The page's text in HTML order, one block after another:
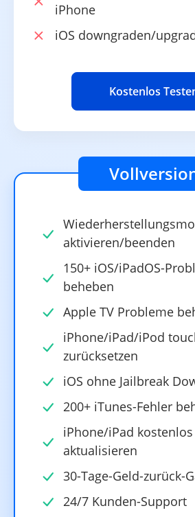
iPhone
iOS downgraden/
Kostenlos
aktivieren/beenden
150+ iOS/iPadOS-
beheben
Apple TV Probleme
iPhone/iPad/iPod
zurücksetzen
iOS ohne Jailbreak
200+ iTunes-Fehler
iPhone/iPad kostenlos
aktualisieren
30-Tage-Geld-zurück-
24/7 Kunden-Support